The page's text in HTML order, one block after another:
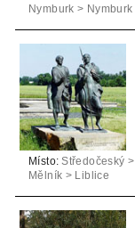
Nymburk > Nymburk
Místo: Středočeský >
Mělník > Liblice